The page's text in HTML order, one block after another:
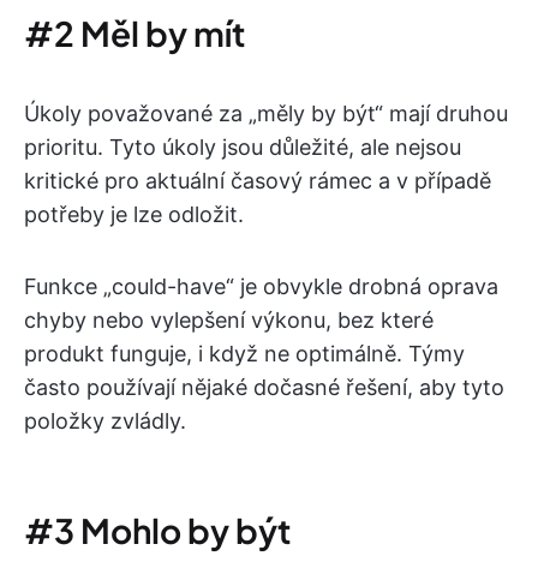
#2 Měl by mít
Úkoly považované za „měly by být“ mají druhou
prioritu. Tyto úkoly jsou důležité, ale nejsou
kritické pro aktuální časový rámec a v případě
potřeby je lze odložit.
Funkce „could-have“ je obvykle drobná oprava
chyby nebo vylepšení výkonu, bez které
produkt funguje, i když ne optimálně. Týmy
často používají nějaké dočasné řešení, aby tyto
položky zvládly.
#3 Mohlo by být